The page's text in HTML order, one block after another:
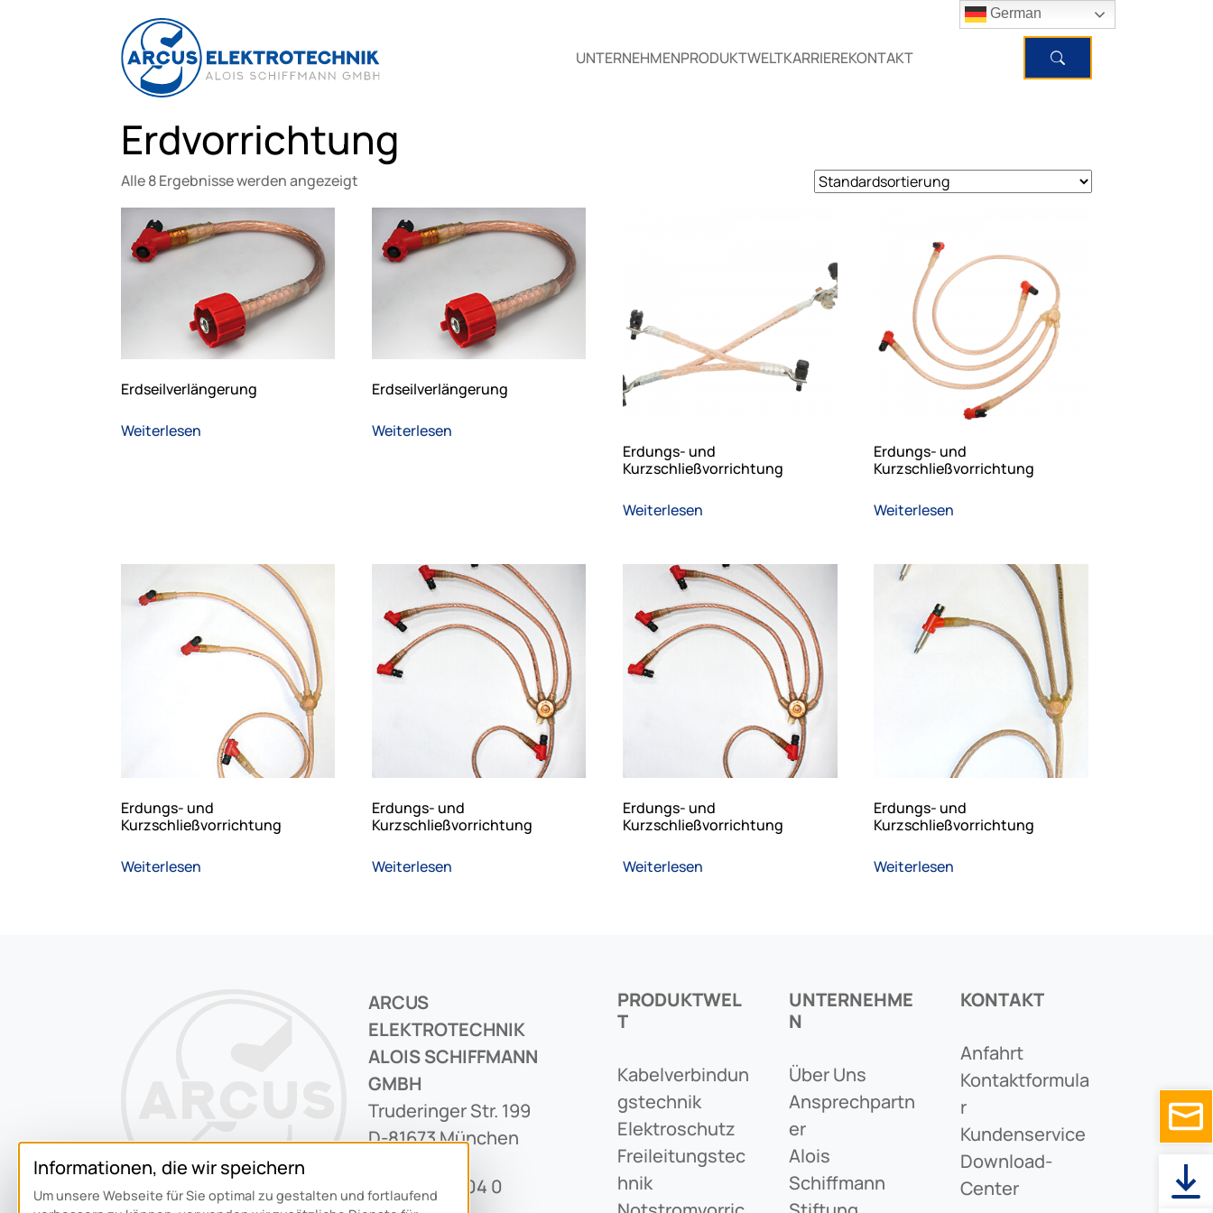
UNTERNEHMENPRODUKTWELTKARRIEREKONTAKT
Erdvorrichtung
Alle 8 Ergebnisse werden angezeigt
Erdseilverlängerung
Weiterlesen
Erdseilverlängerung
Weiterlesen
Erdungs- und
Kurzschließvorrichtung
Weiterlesen
Erdungs- und
Kurzschließvorrichtung
Weiterlesen
Erdungs- und
Kurzschließvorrichtung
Weiterlesen
Erdungs- und
Kurzschließvorrichtung
Weiterlesen
Erdungs- und
Kurzschließvorrichtung
Weiterlesen
Erdungs- und
Kurzschließvorrichtung
Weiterlesen
ARCUS
ELEKTROTECHNIK
ALOIS SCHIFFMANN
GMBH
Truderinger Str. 199
D-81673 München
+49 89 436 04 0
PRODUKTWEL
T
Kabelverbindun
Gstechnik
Elektroschutz
Freileitungstec
Hnik
UNTERNEHME
N
Über Uns
Ansprechpartn
Er
Alois
Schiffmann
KONTAKT
Anfahrt
Kontaktformula
R
Kundenservice
Download-
Center
German
Informationen, die wir speichern
Um unsere Webseite für Sie optimal zu gestalten und fortlaufend